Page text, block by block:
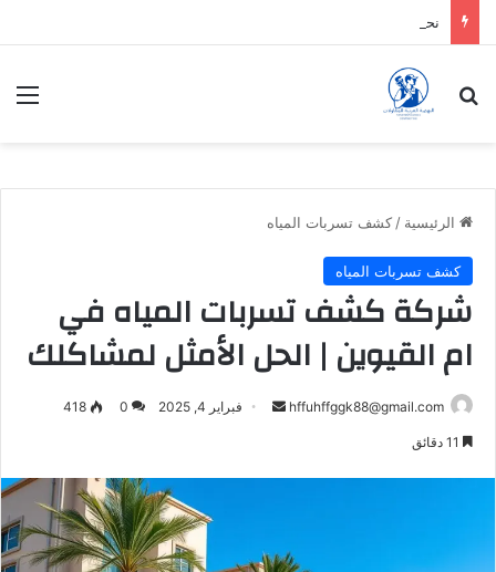
نحن شركة نقدم الافضل دائماً
بحث عن
الرئيسية / كشف تسربات المياه
كشف تسربات المياه
شركة كشف تسربات المياه في
ام القيوين | الحل الأمثل لمشاكلك
hffuhffggk88@gmail.com
أرسل فبراير 4, 2025 0
418